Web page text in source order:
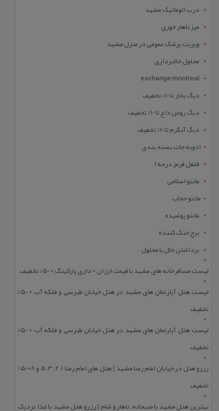
درب اتوماتیک مشهد
میز ناهار خوری
ویزیت پزشک عمومی در منزل مشهد
محلول خالبرداری
exchange montreal
دیگ بخار تا 10% تخفیف
دیگ روغن داغ تا 10% تخفیف
دیگ آبگرم تا 10% تخفیف
ادویه جات بسته بندی
فلفل قرمز درجه 1
مانتو اسلامی
مانتو حجاب
مانتو پوشیده
برج خنک کننده
برداشتن خال با محلول
لیست مسافرخانه های مشهد با قیمت ارزان + داری پارکینگ + 50% تخفیف
لیست هتل آپارتمان های مشهد در هتل خیابان طبرسی و فلکه آب + 50%
تخفیف
لیست هتل آپارتمان های مشهد در هتل خیابان طبرسی و فلکه آب + 50%
تخفیف
رزرو هتل در خیابان امام رضا مشهد | هتل‌ های امام رضا 1، 2، 3، 5 و 8+50%
تخفیف
بهترین هتل مشهد با صبحانه، ناهار و شام | رزرو هتل مشهد با غذا نزدیک